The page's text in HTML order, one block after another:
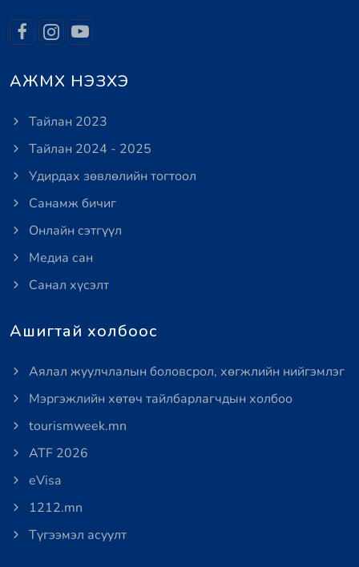
АЖМХ НЭЗХЭ
Тайлан 2023
Тайлан 2024 - 2025
Удирдах зөвлөлийн тогтоол
Санамж бичиг
Онлайн сэтгүүл
Медиа сан
Санал хүсэлт
Ашигтай холбоос
Аялал жуулчлалын боловсрол, хөгжлийн нийгэмлэг
Мэргэжлийн хөтөч тайлбарлагчдын холбоо
tourismweek.mn
ATF 2026
eVisa
1212.mn
Түгээмэл асуулт